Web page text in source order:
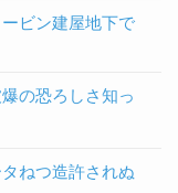
ビン建屋地下で
の恐ろしさ知っ
ねつ造許されぬ